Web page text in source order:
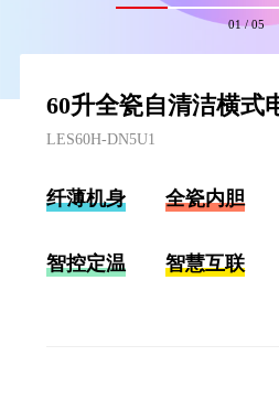
01/05
60升全瓷自清洁横式
LES60H-DN5U1
纤薄机身 全瓷内胆
智控定温 智慧互联